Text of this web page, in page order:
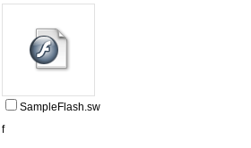
SampleFlash.sw
f